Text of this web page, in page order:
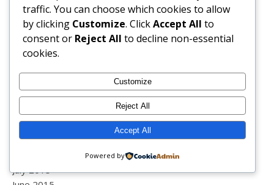
June 2016
May 2016
April 2016
March 2016
December 2015
November 2015
October 2015
September 2015
July 2015
traffic. You can choose which cookies to allow
by clicking Customize. ClickAccept All to
consent or Reject All to decline non-essential
cookies.
Customize
Reject All
Accept All
Powered by